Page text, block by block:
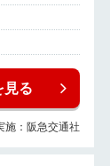
見る
施：阪急交通社